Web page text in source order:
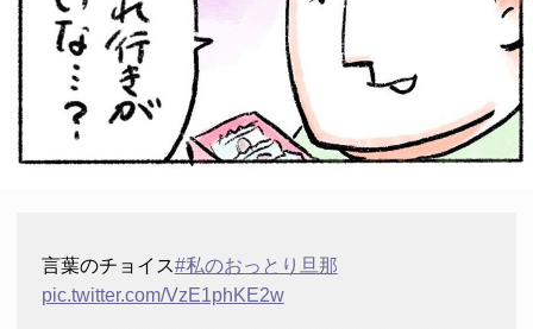
言葉のチョイス#私のおっとり旦那
pic.twitter.com/VzE1phKE2w